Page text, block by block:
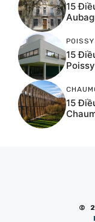
15
POISSY
15
15
©